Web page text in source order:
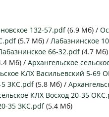
на 2019-2028 годы
132-57.pdf(6.9 Мб) /
(5.7 Мб) / Лабазнинское
66-32.pdf(4.7
Мб) / Архангельское
КЛХ Васильевский 5-69
5 ЗКС.pdf(5.8 Мб) /
КЛХ Восход 20-35
35 ЗКС.pdf(5.4 Мб)